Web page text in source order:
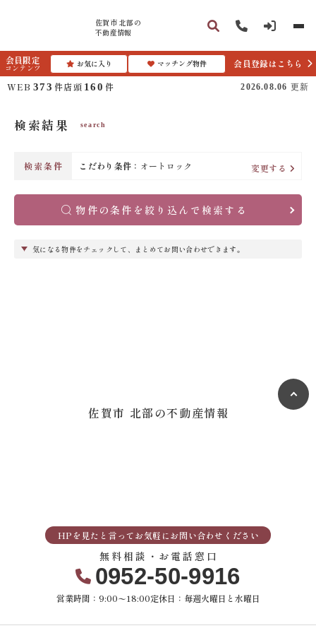
佐賀市 北部の
不動産情報
会員限定
コンテンツ お気に入り マッチング物件
会員登録はこちら
WEB 373 件店頭 160 件 2026.08.06 更新
検索結果 search
検索条件 こだわり条件： オートロック 変更する
物件の条件を絞り込んで検索する
気になる物件をチェックして、まとめてお問い合わせできます。
佐賀市 北部の不動産情報
HPを見たと言ってお気軽にお問い合わせください
無料相談・お電話窓口
0952-50-9916
営業時間：9:00〜18:00定休日：毎週火曜日と水曜日